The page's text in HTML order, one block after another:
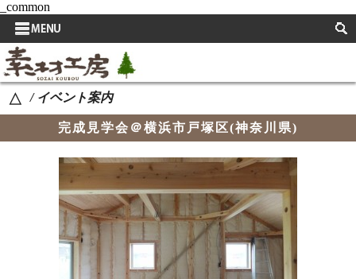
_common
△ / イベント案内
完成見学会＠横浜市戸塚区(神奈川県)
サイドメニュー
取扱い商品
取扱い商品使用例
スタッフブログ
よくある質問
イベント案内
自然素材の特長